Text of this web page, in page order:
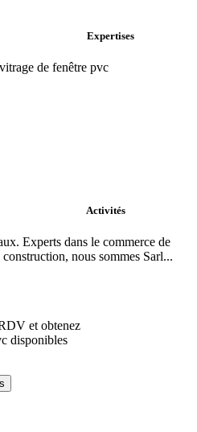
Expertises
de fenêtre pvc
Activités
Experts dans le commerce de
nous sommes Sarl...
et obtenez
disponibles